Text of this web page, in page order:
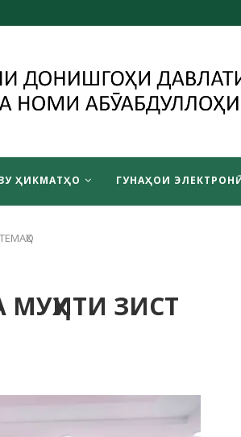
ҲИКМАТҲО ГУНАҲОИ ЭЛЕКТРОНӢ
ЗИСТ